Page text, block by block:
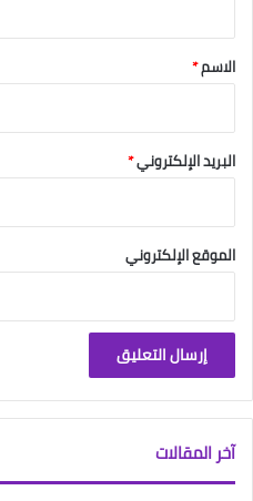
*
الاسم*
البريد الإلكتروني*
الموقع الإلكتروني
آخر المقالات